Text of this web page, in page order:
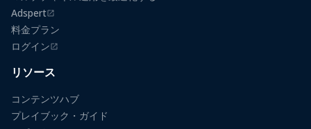
Adspert
（新しいタブで開きます）
料金プラン
ログイン
（新しいタブで開きます）
リソース
コンテンツハブ
プレイブック・ガイド